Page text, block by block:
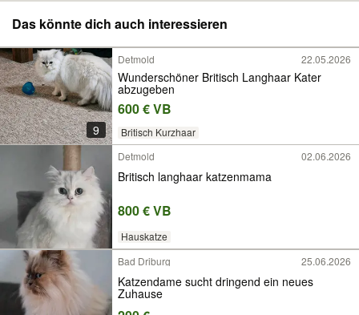
Das könnte dich auch interessieren
9
Detmold 22.05.2026
Wunderschöner Britisch Langhaar Kater
abzugeben
600 € VB
Britisch Kurzhaar
Detmold
02.06.2026
Britisch langhaar katzenmama
800 € VB
Hauskatze
Bad Driburg 25.06.2026
Katzendame sucht dringend ein neues
Zuhause